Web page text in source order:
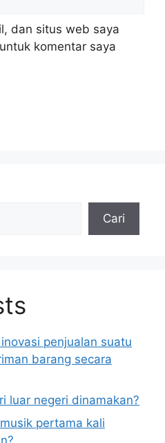
dan situs web saya
komentar saya
Cari
penjualan suatu
barang secara
luar negeri dinamakan?
pertama kali